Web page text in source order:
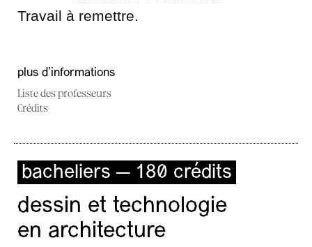
Travail à remettre.
plus d'informations
Liste des professeurs
Crédits
bacheliers — 180 crédits
dessin et technologie
en architecture